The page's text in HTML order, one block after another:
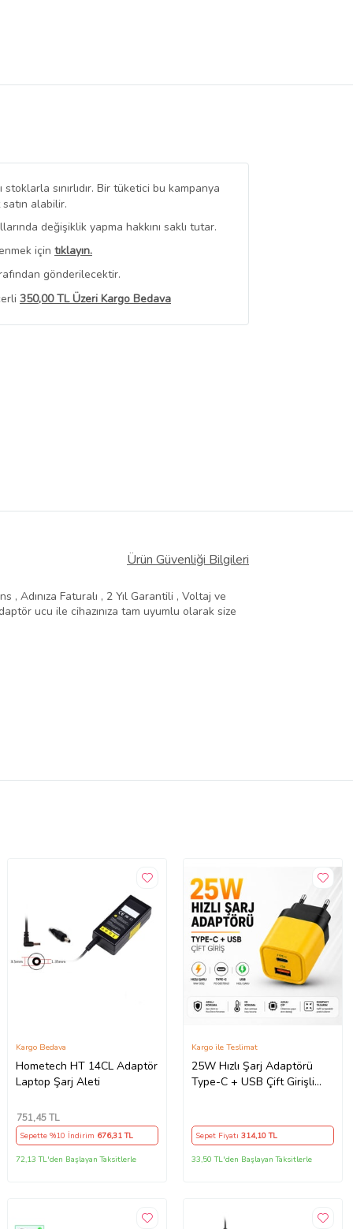
stoklarla sınırlıdır. Bir tüketici bu kampanya
alabilir.
değişiklik yapma hakkını saklı tutar.
için tıklayın.
gönderilecektir.
350,00 TL Üzeri Kargo Bedava
Ürün Güvenliği Bilgileri
Adınıza Faturalı , 2 Yıl Garantili , Voltaj ve
ucu ile cihazınıza tam uyumlu olarak size
Hometech HT 14CL Adaptör
Laptop Şarj Aleti
Kargo Bedava
751,45 TL
Sepette %10 İndirim 676,31 TL
72,13 TL'den Başlayan Taksitlerle
25W Hızlı Şarj Adaptörü
Type-C + USB Çift Girişli
Kargo ile Teslimat
Sepet Fiyatı314,10 TL
33,50 TL'den Başlayan Taksitlerle